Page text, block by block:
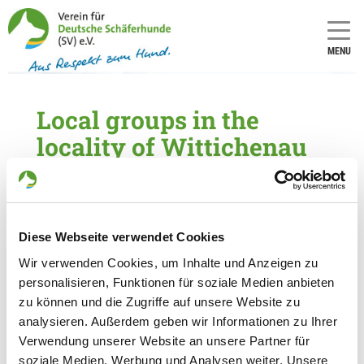
Diese Webseite verwendet Cookies
Wir verwenden Cookies, um Inhalte und Anzeigen zu
personalisieren, Funktionen für soziale Medien anbieten
zu können und die Zugriffe auf unsere Website zu
analysieren. Außerdem geben wir Informationen zu Ihrer
Verwendung unserer Website an unsere Partner für
soziale Medien, Werbung und Analysen weiter. Unsere
MENU
Local groups in the
locality of Wittichenau
5 local groups found within a distance of 30
OG - Lauta e.V.
Details
K.-Liebknecht-Str. 28a
02991 Lauta
OG - Hundeclub Lohsa e.V.
Zum Neuhof 46 a